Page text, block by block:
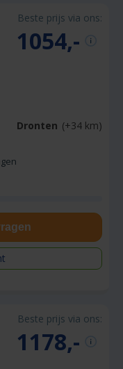
Beste prijs via ons:
1054,-
Dronten (+34 km)
Beste prijs via ons:
1178,-